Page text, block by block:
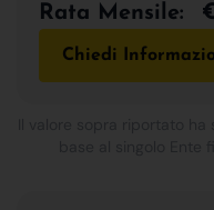
Rata Mensile:
Chiedi